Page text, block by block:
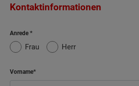
Schlafen
Kind 2
Bad
Kontaktinformationen
Anrede
Frau Herr
Vorname